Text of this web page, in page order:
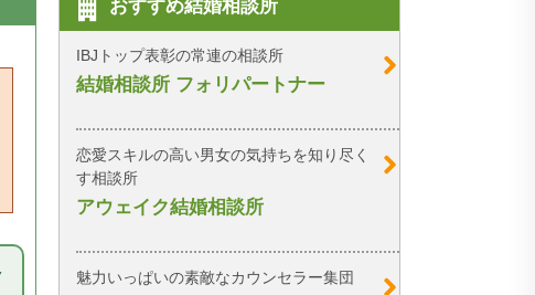
おすすめ結婚相談所
IBJトップ表彰の常連の相談所
結婚相談所 フォリパートナー
恋愛スキルの高い男女の気持ちを知り尽く
す相談所
アウェイク結婚相談所
魅力いっぱいの素敵なカウンセラー集団